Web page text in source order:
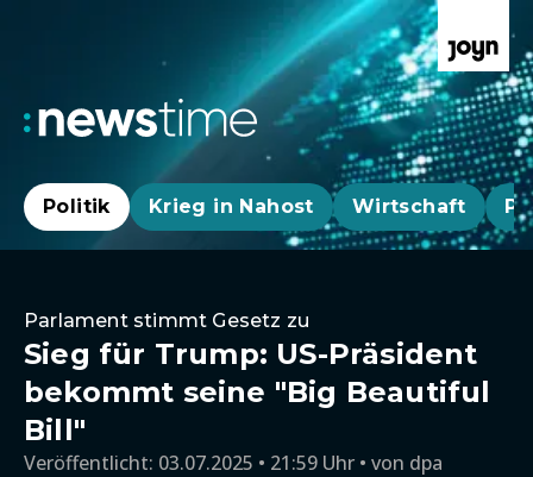
Politik Krieg in Nahost Wirtschaft
Parlament stimmt Gesetz zu
Sieg für Trump: US-Präsident
bekommt seine "Big Beautiful
Bill"
Veröffentlicht: 03.07.2025 • 21:59 Uhr von dpa